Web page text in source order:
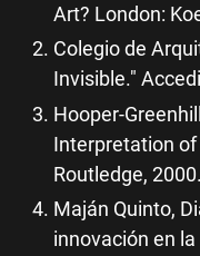
Art? London:
Colegio de
Invisible."
Hooper-
Interpretation of
Routledge, 2000.
Maján Quinto,
innovación en